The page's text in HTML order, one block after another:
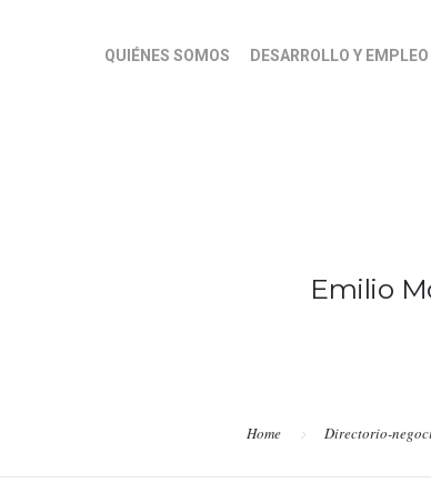
QUIÉNES SOMOS DESARROLLO Y EMPLEO
Emilio
Home Directorio-